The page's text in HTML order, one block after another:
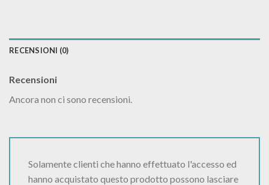
RECENSIONI (0)
Recensioni
Ancora non ci sono recensioni.
Solamente clienti che hanno effettuato l'accesso ed
hanno acquistato questo prodotto possono lasciare